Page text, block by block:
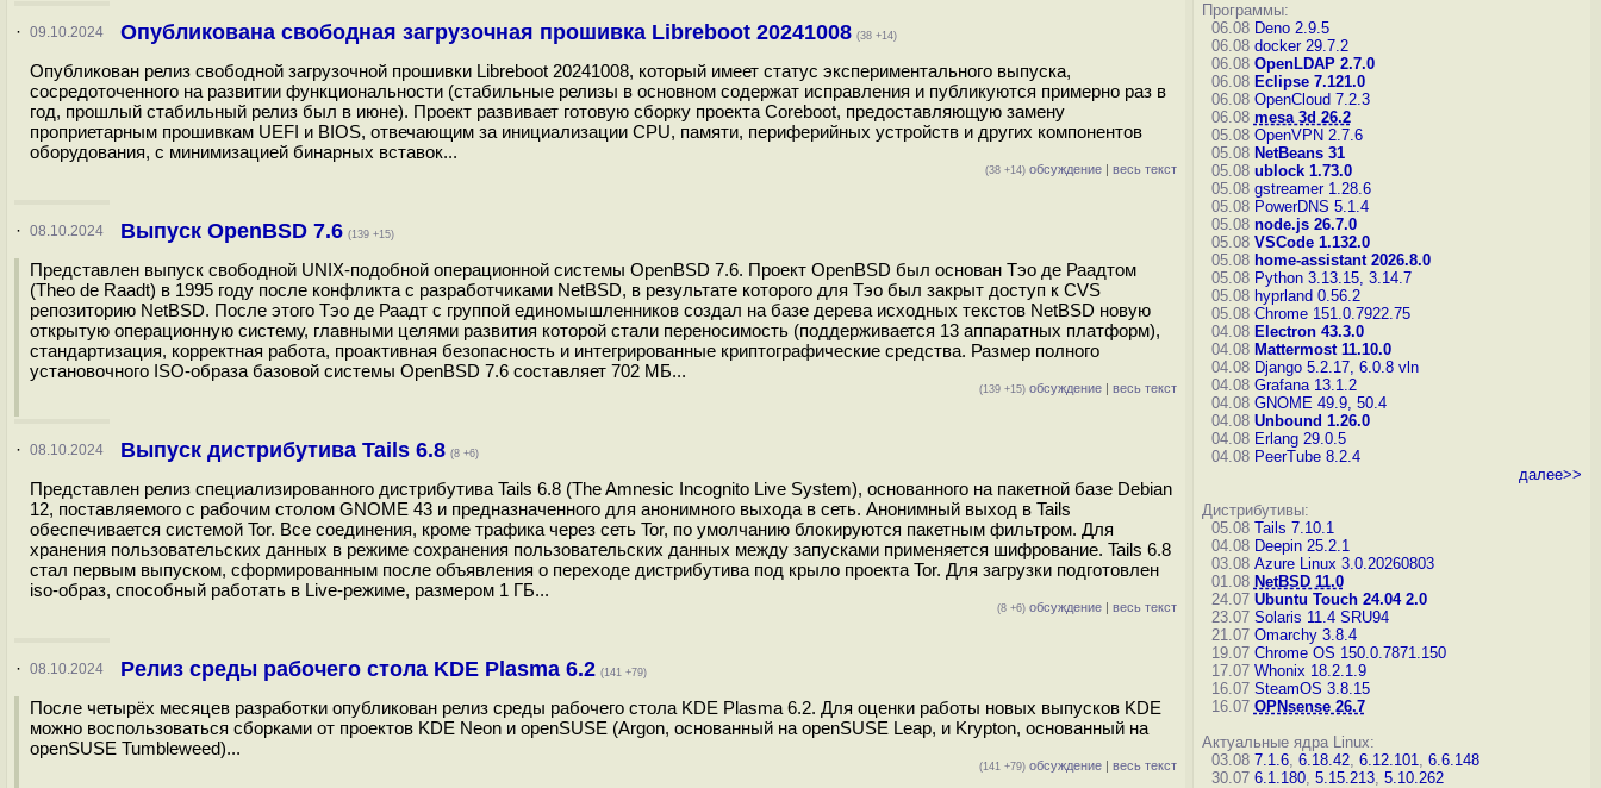
· 09.10.2024 Опубликована свободная загрузочная прошивка Libreboot 20241008 (38 +14)
Опубликован релиз свободной загрузочной прошивки Libreboot 20241008, который имеет статус экспериментального выпуска,
сосредоточенного на развитии функциональности (стабильные релизы в основном содержат исправления и публикуются примерно раз в
год, прошлый стабильный релиз был в июне). Проект развивает готовую сборку проекта Coreboot, предоставляющую замену
проприетарным прошивкам UEFI и BIOS, отвечающим за инициализации CPU, памяти, периферийных устройств и других компонентов
оборудования, с минимизацией бинарных вставок...
(38 +14) обсуждение | весь текст
· 08.10.2024 Выпуск OpenBSD 7.6 (139 +15)
Представлен выпуск свободной UNIX-подобной операционной системы OpenBSD 7.6. Проект OpenBSD был основан Тэо де Раадтом
(Theo de Raadt) в 1995 году после конфликта с разработчиками NetBSD, в результате которого для Тэо был закрыт доступ к CVS
репозиторию NetBSD. После этого Тэо де Раадт с группой единомышленников создал на базе дерева исходных текстов NetBSD новую
открытую операционную систему, главными целями развития которой стали переносимость (поддерживается 13 аппаратных платформ),
стандартизация, корректная работа, проактивная безопасность и интегрированные криптографические средства. Размер полного
установочного ISO-образа базовой системы OpenBSD 7.6 составляет 702 МБ...
(139 +15) обсуждение | весь текст
· 08.10.2024 Выпуск дистрибутива Tails 6.8 (8 +6)
Представлен релиз специализированного дистрибутива Tails 6.8 (The Amnesic Incognito Live System), основанного на пакетной базе Debian
12, поставляемого с рабочим столом GNOME 43 и предназначенного для анонимного выхода в сеть. Анонимный выход в Tails
обеспечивается системой Tor. Все соединения, кроме трафика через сеть Tor, по умолчанию блокируются пакетным фильтром. Для
хранения пользовательских данных в режиме сохранения пользовательских данных между запусками применяется шифрование. Tails 6.8
стал первым выпуском, сформированным после объявления о переходе дистрибутива под крыло проекта Tor. Для загрузки подготовлен
iso-образ, способный работать в Live-режиме, размером 1 ГБ...
(8 +6) обсуждение | весь текст
· 08.10.2024 Релиз среды рабочего стола KDE Plasma 6.2 (141 +79)
После четырёх месяцев разработки опубликован релиз среды рабочего стола KDE Plasma 6.2. Для оценки работы новых выпусков KDE
можно воспользоваться сборками от проектов KDE Neon и openSUSE (Argon, основанный на openSUSE Leap, и Krypton, основанный на
openSUSE Tumbleweed)...
(141 +79) обсуждение | весь текст
Программы:
06.08 Deno 2.9.5
06.08 docker 29.7.2
06.08 OpenLDAP 2.7.0
06.08 Eclipse 7.121.0
06.08 OpenCloud 7.2.3
06.08 mesa 3d 26.2
05.08 OpenVPN 2.7.6
05.08 NetBeans 31
05.08 ublock 1.73.0
05.08 gstreamer 1.28.6
05.08 PowerDNS 5.1.4
05.08 node.js 26.7.0
05.08 VSCode 1.132.0
05.08 home-assistant 2026.8.0
05.08 Python 3.13.15, 3.14.7
05.08 hyprland 0.56.2
05.08 Chrome 151.0.7922.75
04.08 Electron 43.3.0
04.08 Mattermost 11.10.0
04.08 Django 5.2.17, 6.0.8 vln
04.08 Grafana 13.1.2
04.08 GNOME 49.9, 50.4
04.08 Unbound 1.26.0
04.08 Erlang 29.0.5
04.08 PeerTube 8.2.4
далее>>
Дистрибутивы:
05.08 Tails 7.10.1
04.08 Deepin 25.2.1
03.08 Azure Linux 3.0.20260803
01.08 NetBSD 11.0
24.07 Ubuntu Touch 24.04 2.0
23.07 Solaris 11.4 SRU94
21.07 Omarchy 3.8.4
19.07 Chrome OS 150.0.7871.150
17.07 Whonix 18.2.1.9
16.07 SteamOS 3.8.15
16.07 OPNsense 26.7
Актуальные ядра Linux:
03.08 7.1.6, 6.18.42, 6.12.101, 6.6.148
30.07 6.1.180, 5.15.213, 5.10.262